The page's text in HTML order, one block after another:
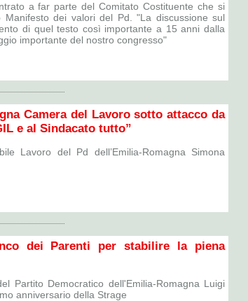
a far parte del Comitato Costituente che si
dei valori del Pd. "La discussione sul
di quel testo così importante a 15 anni dalla
importante del nostro congresso"
Camera del Lavoro sotto attacco da
e al Sindacato tutto”
Lavoro del Pd dell’Emilia-Romagna Simona
dei Parenti per stabilire la piena
Partito Democratico dell'Emilia-Romagna Luigi
anniversario della Strage